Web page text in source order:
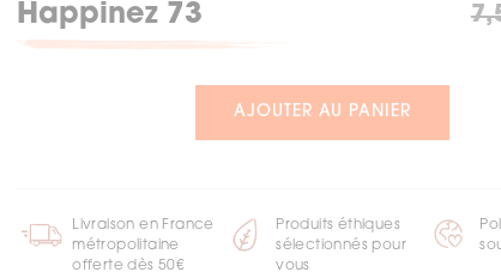
Happinez 73
AJOUTER AU PANIER
Livraison en France
métropolitaine
offerte dès 50€
Produits éthiques
sélectionnés pour
vous